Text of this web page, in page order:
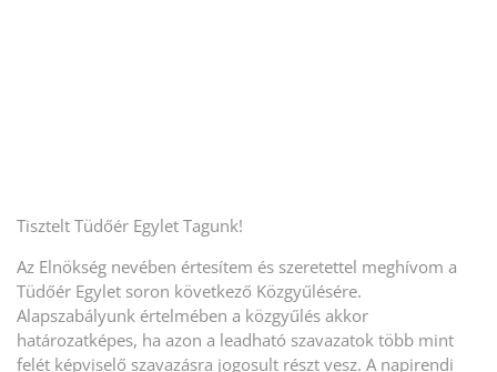
Tisztelt Tüdőér Egylet Tagunk!
Az Elnökség nevében értesítem és szeretettel meghívom a
Tüdőér Egylet soron következő Közgyűlésére.
Alapszabályunk értelmében a közgyűlés akkor
határozatképes, ha azon a leadható szavazatok több mint
felét képviselő szavazásra jogosult részt vesz. A napirendi